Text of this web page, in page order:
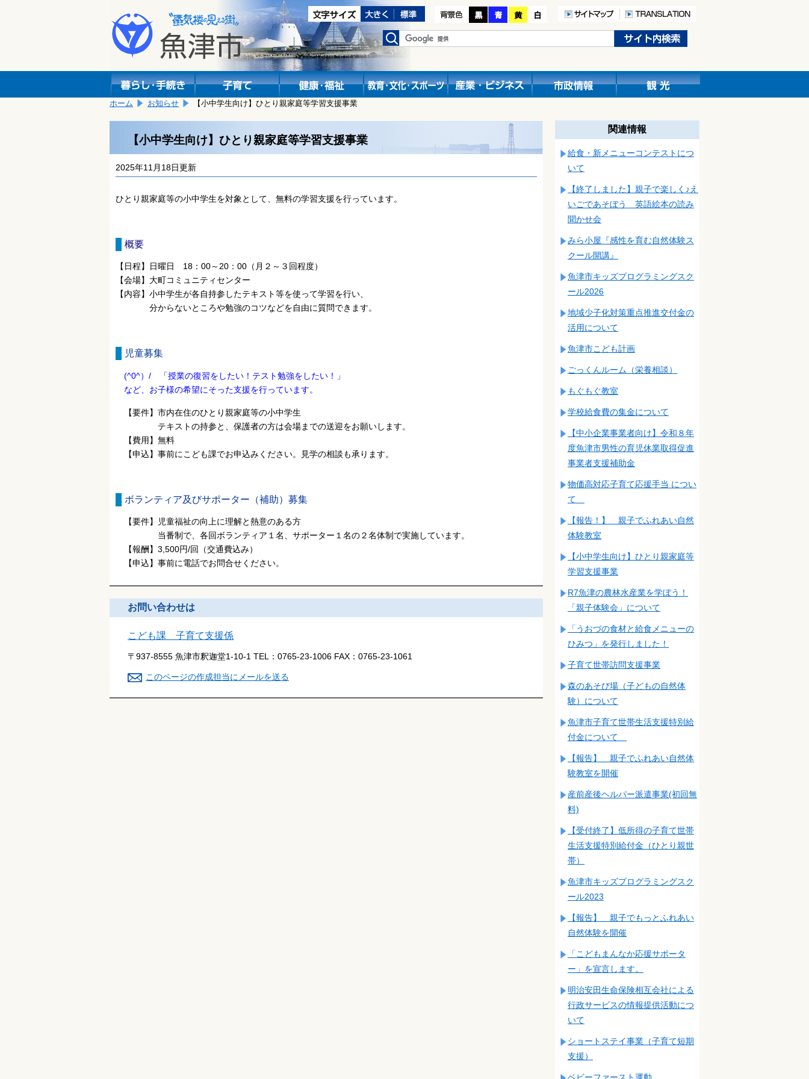
し
ホーム お知らせ 【小中学生向け】ひとり親家庭等学習支援事業
【小中学生向け】ひとり親家庭等学習支援事業
2025年11月18日更新
ひとり親家庭等の小中学生を対象として、無料の学習支援を行っています。
概要
【日程】日曜日 18：00～20：00（月２～３回程度）
【会場】大町コミュニティセンター
【内容】小中学生が各自持参したテキスト等を使って学習を行い、
分からないところや勉強のコツなどを自由に質問できます。
児童募集
(^0^）/ 「授業の復習をしたい！テスト勉強をしたい！」
など、お子様の希望にそった支援を行っています。
【要件】市内在住のひとり親家庭等の小中学生
テキストの持参と、保護者の方は会場までの送迎をお願いします。
【費用】無料
【申込】事前にこども課でお申込みください。見学の相談も承ります。
ボランティア及びサポーター（補助）募集
【要件】児童福祉の向上に理解と熱意のある方
当番制で、各回ボランティア１名、サポーター１名の２名体制で実施しています。
【報酬】3,500円/回（交通費込み）
【申込】事前に電話でお問合せください。
お問い合わせは
こども課 子育て支援係
〒937-8555 魚津市釈迦堂1-10-1 TEL： 0765-23-1006 FAX： 0765-23-1061
このページの作成担当にメールを送る
関連情報
給食・新メニューコンテストにつ
いて
【終了しました】親子で楽しく♪え
いごであそぼう 英語絵本の読み
聞かせ会
みら小屋『感性を育む自然体験ス
クール開講』
魚津市キッズプログラミングスク
ール2026
地域少子化対策重点推進交付金の
活用について
魚津市こども計画
ごっくんルーム（栄養相談）
もぐもぐ教室
学校給食費の集金について
【中小企業事業者向け】令和８年
度魚津市男性の育児休業取得促進
事業者支援補助金
物価高対応子育て応援手当 につい
て
【報告！】 親子でふれあい自然
体験教室
【小中学生向け】ひとり親家庭等
学習支援事業
R7魚津の農林水産業を学ぼう！
「親子体験会」について
「うおづの食材と給食メニューの
ひみつ」を発行しました！
子育て世帯訪問支援事業
森のあそび場（子どもの自然体
験）について
魚津市子育て世帯生活支援特別給
付金について
【報告】 親子でふれあい自然体
験教室を開催
産前産後ヘルパー派遣事業(初回無
料)
【受付終了】低所得の子育て世帯
生活支援特別給付金（ひとり親世
帯）
魚津市キッズプログラミングスク
ール2023
【報告】 親子でもっとふれあい
自然体験を開催
「こどもまんなか応援サポータ
ー」を宣言します。
明治安田生命保険相互会社による
行政サービスの情報提供活動につ
いて
ショートステイ事業（子育て短期
支援）
ベビーファースト運動